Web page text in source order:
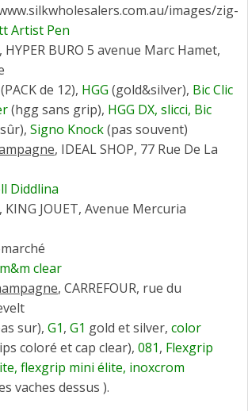
images/zig-
Artist Pen
, HYPER BURO 5 avenue Marc Hamet,
(PACK de 12), HGG (gold&silver), Bic Clic
(hgg sans grip), HGG DX, slicci, Bic
Signo Knock(pas souvent)
, IDEAL SHOP, 77 Rue De La
Diddlina
, KING JOUET, Avenue Mercuria
clear
, CARREFOUR, rue du
sur), G1, G1 gold et silver, color
coloré et cap clear), 081, Flexgrip
flexgrip mini élite, inoxcrom
vaches dessus ).